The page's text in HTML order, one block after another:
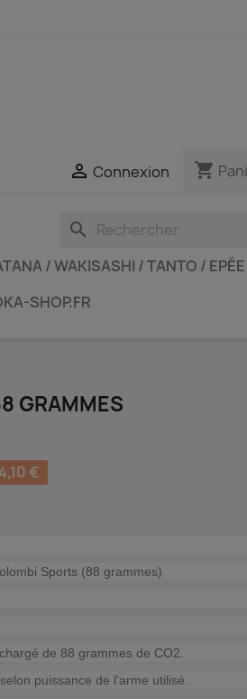
 Connexion shopping_cart
search
/ WAKISASHI / TANTO / EPÉE
SHOP.FR
GRAMMES
€
Sports (88 grammes)
de 88 grammes de CO2.
puissance de l'arme utilisé.